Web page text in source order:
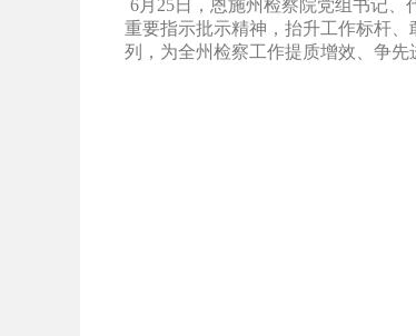
6月25日，恩施州检察院党组书记
重要指示批示精神，抬升工作标杆
列，为全州检察工作提质增效、争先